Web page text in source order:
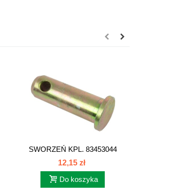
SWORZEŃ KPL. 83453044
12,15 zł
Do koszyka